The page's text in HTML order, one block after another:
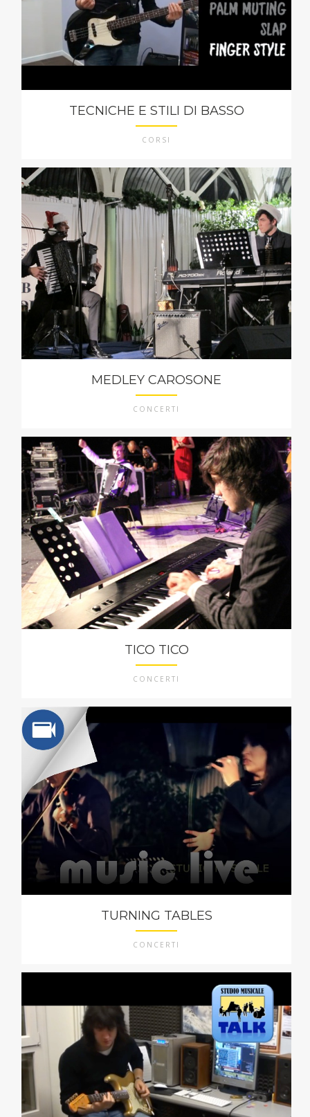
TECNICHE E STILI DI BASSO
CORSI
MEDLEY CAROSONE
CONCERTI
TICO TICO
CONCERTI
TURNING TABLES
CONCERTI